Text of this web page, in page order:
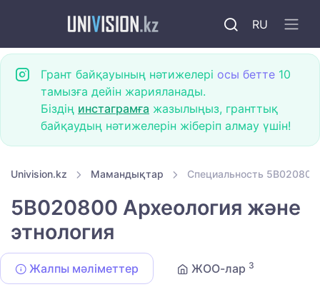
RU
Грант байқауының нәтижелері осы бетте 10
тамызға дейін жарияланады.
Біздің инстаграмға жазылыңыз, гранттық
байқаудың нәтижелерін жіберіп алмау үшін!
Univision.kz Мамандықтар Специальность
5B020800 Археология және
этнология
Жалпы мәліметтер ЖОО-лар 3